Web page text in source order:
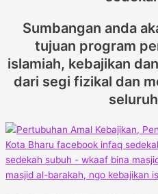
Sumbangan anda
tujuan program
islamiah, kebajikan
dari segi fizikal dan